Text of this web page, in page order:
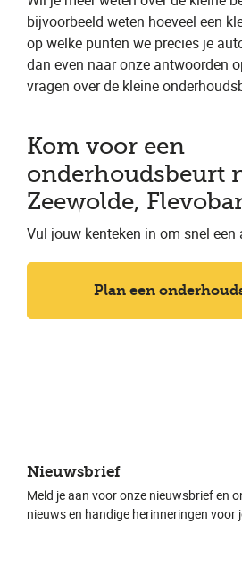
bijvoorbeeld weten hoeveel een
op welke punten we precies je
dan even naar onze antwoorden
vragen over de kleine
Kom voor een
onderhoudsbeurt
Zeewolde,
Vul jouw kenteken in om snel
Plan een
Nieuwsbrief
Meld je aan voor onze nieuwsbrief en
nieuws en handige herinneringen voor